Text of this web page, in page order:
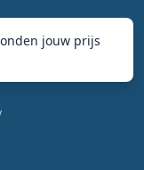
jouw prijs